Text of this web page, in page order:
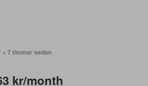
+ 7 timmar sedan
kr/month